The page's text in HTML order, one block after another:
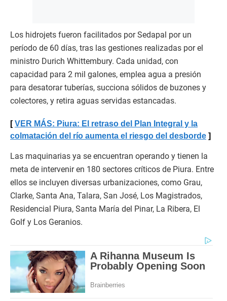
Los hidrojets fueron facilitados por Sedapal por un
período de 60 días, tras las gestiones realizadas por el
ministro Durich Whittembury. Cada unidad, con
capacidad para 2 mil galones, emplea agua a presión
para desatorar tuberías, succiona sólidos de buzones y
colectores, y retira aguas servidas estancadas.
VER MÁS: Piura: El retraso del Plan Integral y la
colmatación del río aumenta el riesgo del desborde
Las maquinarias ya se encuentran operando y tienen la
meta de intervenir en 180 sectores críticos de Piura. Entre
ellos se incluyen diversas urbanizaciones, como Grau,
Clarke, Santa Ana, Talara, San José, Los Magistrados,
Residencial Piura, Santa María del Pinar, La Ribera, El
Golf y Los Geranios.